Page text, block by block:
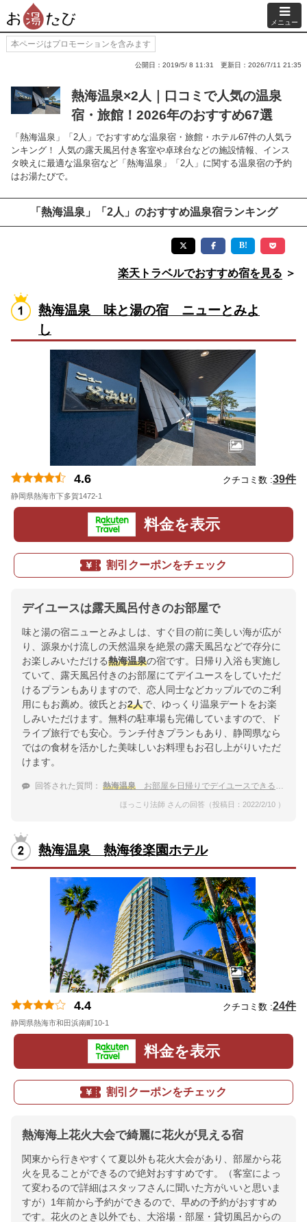
メニュー
本ページはプロモーションを含みます
公開日：2019/5/ 8 11:31 更新日：2026/7/11 21:35
熱海温泉×2人｜口コミで人気の温泉
宿・旅館！2026年のおすすめ67選
「熱海温泉」「2人」でおすすめな温泉宿・旅館・ホテル67件の人気ラ
ンキング！ 人気の露天風呂付き客室や卓球台などの施設情報、インス
タ映えに最適な温泉宿など「熱海温泉」「2人」に関する温泉宿の予約
はお湯たびで。
「熱海温泉」「2人」のおすすめ温泉宿ランキング
楽天トラベルでおすすめ宿を見る ＞
熱海温泉 味と湯の宿 ニューとみよ
し
4.6 クチコミ数 :39件
静岡県熱海市下多賀1472-1
料金を表示
割引クーポンをチェック
デイユースは露天風呂付きのお部屋で
味と湯の宿ニューとみよしは、すぐ目の前に美しい海が広が
り、源泉かけ流しの天然温泉を絶景の露天風呂などで存分に
お楽しみいただける熱海温泉の宿です。日帰り入浴も実施し
ていて、露天風呂付きのお部屋にてデイユースをしていただ
けるプランもありますので、恋人同士などカップルでのご利
用にもお薦め。彼氏とお2人で、ゆっくり温泉デートをお楽
しみいただけます。無料の駐車場も完備していますので、ド
ライブ旅行でも安心。ランチ付きプランもあり、静岡県なら
ではの食材を活かした美味しいお料理もお召し上がりいただ
けます。
回答された質問： 熱海温泉 お部屋を日帰りでデイユースできる温泉宿 彼氏と
ほっこり法師 さんの回答（投稿日：2022/2/10 ）
熱海温泉 熱海後楽園ホテル
4.4 クチコミ数 :24件
静岡県熱海市和田浜南町10-1
料金を表示
割引クーポンをチェック
熱海海上花火大会で綺麗に花火が見える宿
関東から行きやすくて夏以外も花火大会があり、部屋から花
火を見ることができるので絶対おすすめです。（客室によっ
て変わるので詳細はスタッフさんに聞いた方がいいと思いま
すが）1年前から予約ができるので、早めの予約がおすすめ
です。花火のとき以外でも、大浴場・部屋・貸切風呂からの